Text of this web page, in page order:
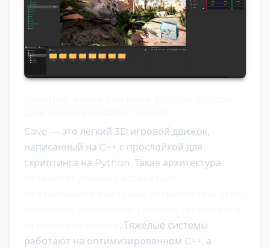
Cave — это лёгкий 3D игровой движок,
написанный на C++ с прослойкой для
скриптинга на Python. Такая архитектура
. Тяжёлые системы
работают на оптимизированном C++, а